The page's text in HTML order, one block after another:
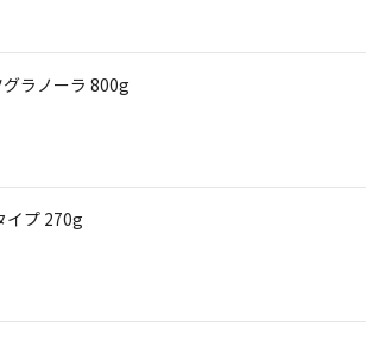
ラノーラ 800g
イプ 270g